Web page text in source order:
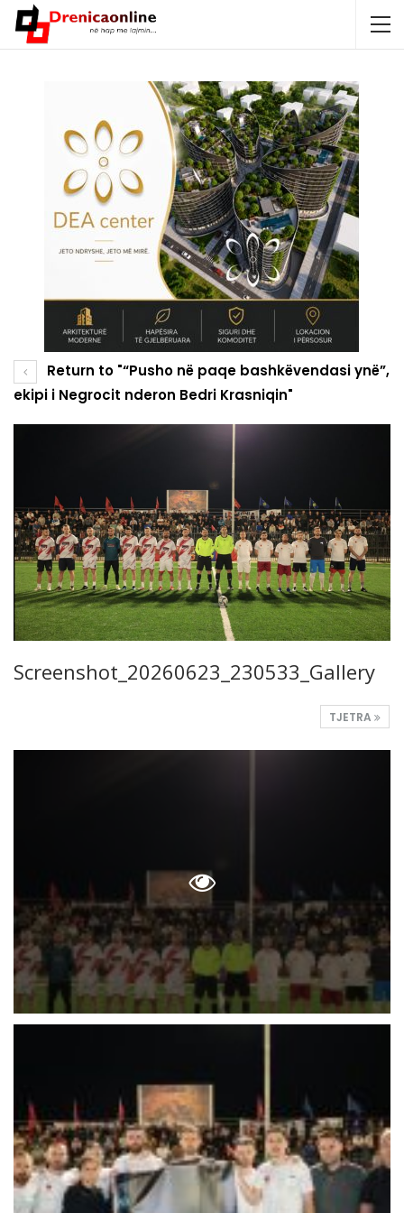
Return to "“Pusho në paqe bashkëvendasi ynë”,
ekipi i Negrocit nderon Bedri Krasniqin"
Screenshot_20260623_230533_Gallery
TJETRA